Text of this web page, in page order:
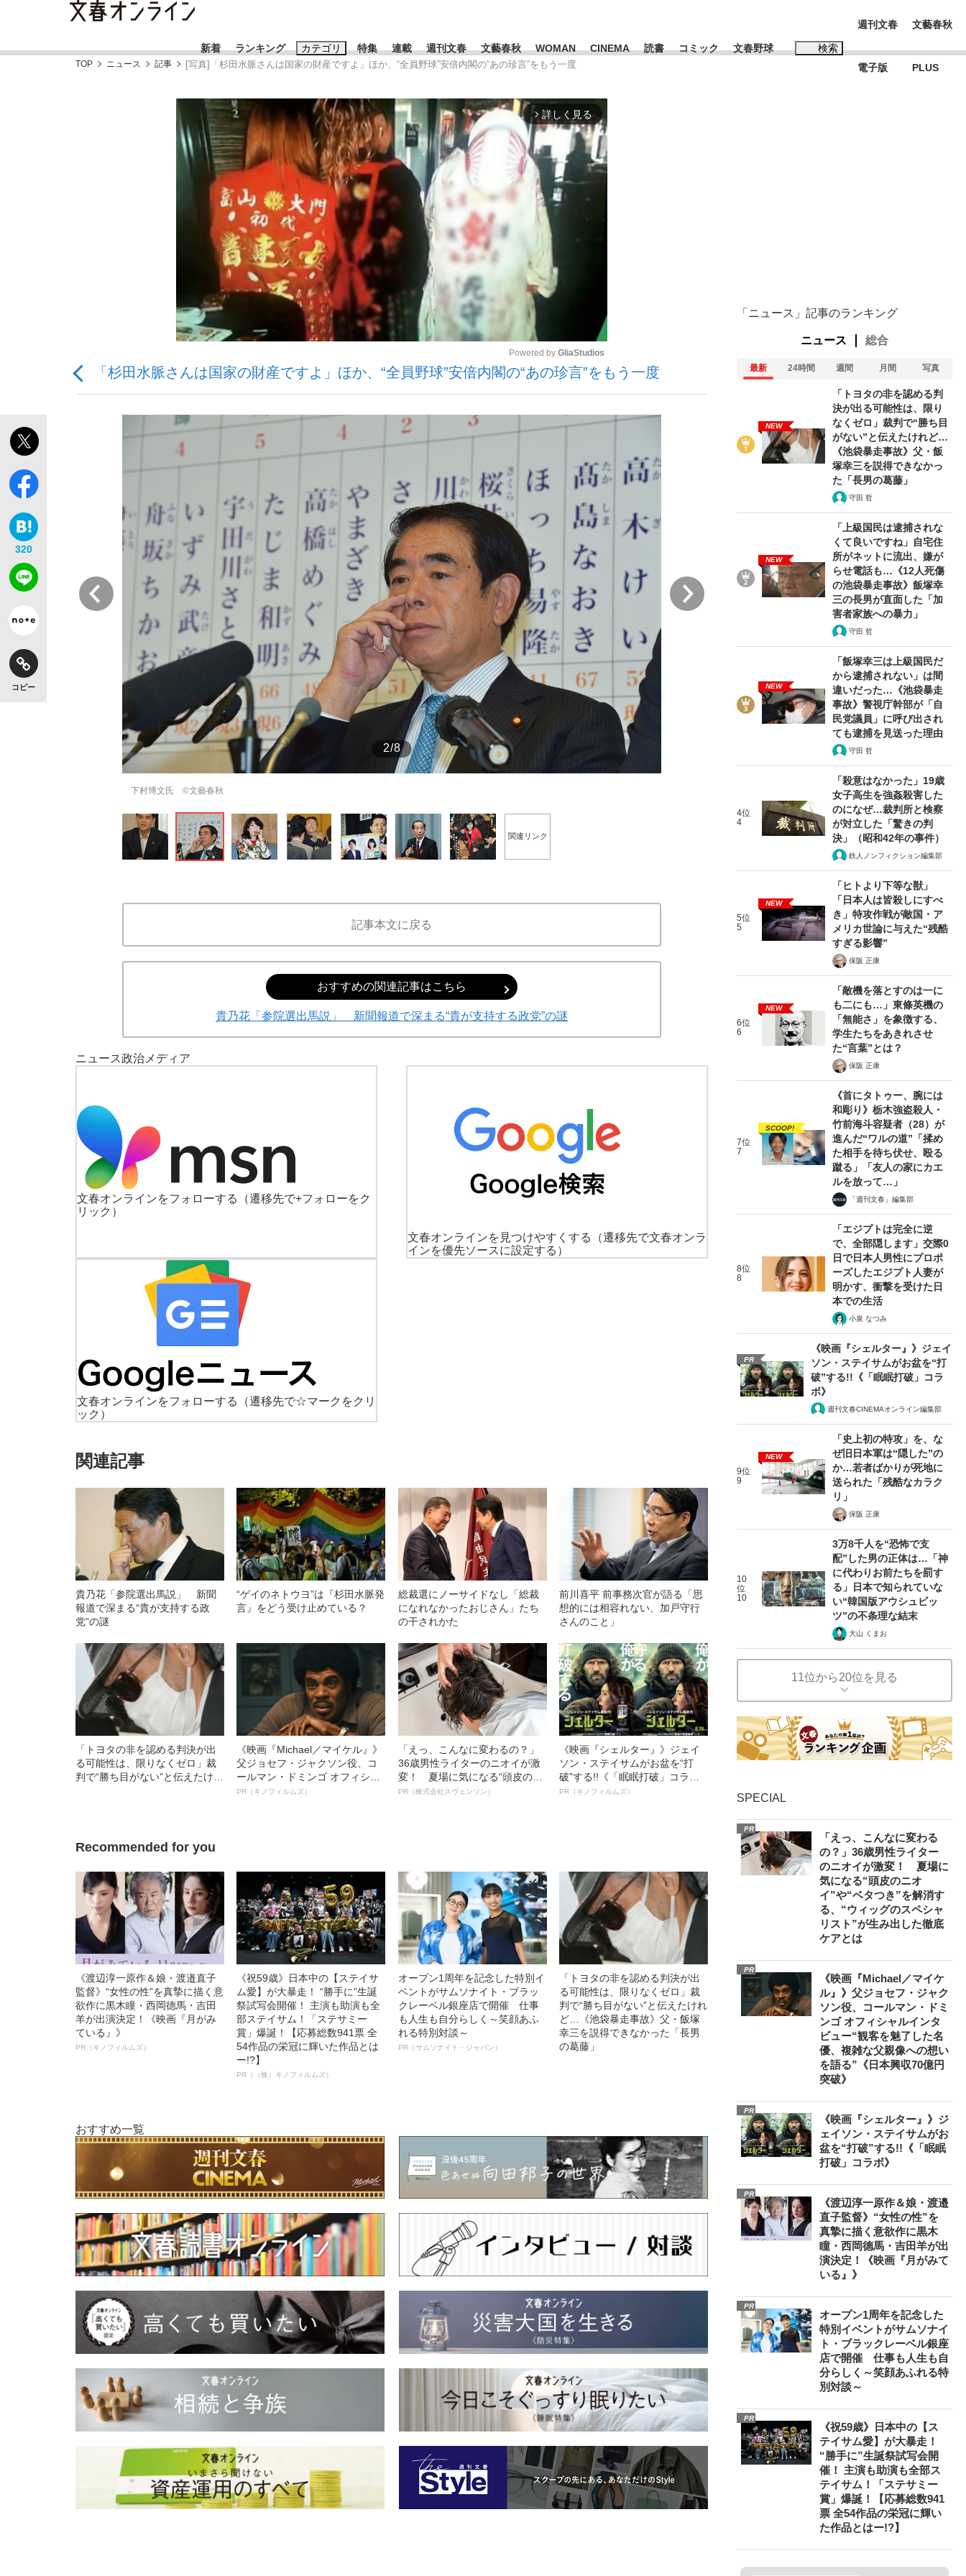
新着 ランキング カテゴリ
《BTS厳戒トーキョー滞在記》RM→渋谷で飲み会、JIN→伊豆の... 「90%は失敗する。でも…」本田圭佑が初めて明かした日本代表監督に...
「最悪の空気のまま解散」WBC日本代表“敗戦”の真実 選手が明かす... 「敗因分析は一切聞かれなかった」侍ジャパン選手が証言した“NPB聞...
「クマが悪者扱いされているのが悲しい」『北の国から』倉本聰氏（91...
もっと見る
特集
私のあのとき、私のいま
観る将棋、読む将棋
キングの誕生を、目撃せよ。
もっと見る
連載 週刊文春 文藝春秋 WOMAN CINEMA 読書 コミック 文春野球 検索
おすすめのキーワードタグ一覧
#藤田晋 #三山凌輝 #高市早苗 #後藤真希 #森岡毅 #城彰二 #内田有紀
#玉木雄一郎
#亀和田武
週刊文春
電子版
文藝春秋
PLUS
TOP ニュース 記事 [写真]「杉田水脈さんは国家の財産ですよ」ほか、“全員野球”安倍内閣の“あの珍言”をもう一度
arrow_forward_ios 詳しく見る
Mute
Powered by GliaStudios
「杉田水脈さんは国家の財産ですよ」ほか、“全員野球”安倍内閣の“あの珍言”をもう一度
320
コピー
2/8
下村博文氏 ©文藝春秋
3/8
関連リンク
記事本文に戻る
おすすめの関連記事はこちら
貴乃花「参院選出馬説」 新聞報道で深まる“貴が支持する政党”の謎
ニュース政治 メディア
文春オンラインをフォローする
（遷移先で+フォローをク
リック）
文春オンラインを見つけやすくする
（遷移先で文春オンラ
インを優先ソースに設定する）
文春オンラインをフォローする
（遷移先で☆マークをクリ
ック）
関連記事
貴乃花「参院選出馬説」 新聞
報道で深まる“貴が支持する政
党”の謎
“ゲイのネトウヨ”は『杉田水脈発
言』をどう受け止めている？
総裁選にノーサイドなし「総裁
になれなかったおじさん」たち
の干されかた
前川喜平 前事務次官が語る「思
想的には相容れない、加戸守行
さんのこと」
「トヨタの非を認める判決が出
る可能性は、限りなくゼロ」裁
判で“勝ち目がない”と伝えたけれ
《映画『Michael／マイケル』》
父ジョセフ・ジャクソン役、コ
ールマン・ドミンゴ オフィシャ
ルインタビュー“観客を魅了した
PR（キノフィルムズ）
「えっ、こんなに変わるの？」
36歳男性ライターのニオイが激
変！ 夏場に気になる“頭皮のニ
オイ”や“ベタつき”を解消す
PR（株式会社スヴェンソン）
《映画『シェルター』》ジェイ
ソン・ステイサムがお盆を“打
破”する!!《「眠眠打破」コラ
ボ》
PR（キノフィルムズ）
Recommended for you
《渡辺淳一原作＆娘・渡邉直子
監督》“女性の性”を真摯に描く意
欲作に黒木瞳・西岡德馬・吉田
羊が出演決定！《映画『月がみ
ている』》
PR（キノフィルムズ）
《祝59歳》日本中の【ステイサ
ム愛】が大暴走！ “勝手に”生誕
祭試写会開催！ 主演も助演も全
部ステイサム！「ステサミー
賞」爆誕！【応募総数941票 全
54作品の栄冠に輝いた作品とは
ー!?】
PR（（株）キノフィルムズ）
オープン1周年を記念した特別イ
ベントがサムソナイト・ブラッ
クレーベル銀座店で開催 仕事
も人生も自分らしく～笑顔あふ
れる特別対談～
PR（サムソナイト・ジャパン）
「トヨタの非を認める判決が出
る可能性は、限りなくゼロ」裁
判で“勝ち目がない”と伝えたけれ
ど…《池袋暴走事故》父・飯塚
幸三を説得できなかった「長男
の葛藤」
おすすめ一覧
「ニュース」記事のランキング
ニュース 総合
最新 24時間 週間 月間 写真
NEW
「トヨタの非を認める判
決が出る可能性は、限り
なくゼロ」裁判で“勝ち目
がない”と伝えたけれど…
《池袋暴走事故》父・飯
塚幸三を説得できなかっ
た「長男の葛藤」
守田 哲
NEW
「上級国民は逮捕されな
くて良いですね」自宅住
所がネットに流出、嫌が
らせ電話も…《12人死傷
の池袋暴走事故》飯塚幸
三の長男が直面した「加
害者家族への暴力」
守田 哲
NEW
「飯塚幸三は上級国民だ
から逮捕されない」は間
違いだった…《池袋暴走
事故》警視庁幹部が「自
民党議員」に呼び出され
ても逮捕を見送った理由
守田 哲
4位
4
「殺意はなかった」19歳
女子高生を強姦殺害した
のになぜ…裁判所と検察
が対立した「驚きの判
決」（昭和42年の事件）
鉄人ノンフィクション編集部
5位
5
NEW
「ヒトより下等な獣」
「日本人は皆殺しにすべ
き」特攻作戦が敵国・ア
メリカ世論に与えた“残酷
すぎる影響”
保阪 正康
6位
6
NEW
「敵機を落とすのは一に
も二にも…」東條英機の
「無能さ」を象徴する、
学生たちをあきれさせ
た“言葉”とは？
保阪 正康
7位
7
SCOOP!
《首にタトゥー、腕には
和彫り》栃木強盗殺人・
竹前海斗容疑者（28）が
進んだ“ワルの道”「揉め
た相手を待ち伏せ、殴る
蹴る」「友人の家にカエ
ルを放って…」
「週刊文春」編集部
8位
8
「エジプトは完全に逆
で、全部隠します」交際0
日で日本人男性にプロポ
ーズしたエジプト人妻が
明かす、衝撃を受けた日
本での生活
小泉 なつみ
PR
《映画『シェルター』》ジェイ
ソン・ステイサムがお盆を“打
破”する!!《「眠眠打破」コラ
ボ》
週刊文春CINEMAオンライン編集部
9位
9
NEW
「史上初の特攻」を、な
ぜ旧日本軍は“隠した”の
か…若者ばかりが死地に
送られた「残酷なカラク
リ」
保阪 正康
10
位
10
3万8千人を“恐怖で支
配”した男の正体は…「神
に代わりお前たちを罰す
る」日本で知られていな
い“韓国版アウシュビッ
ツ”の不条理な結末
大山 くまお
11位から20位を見る
SPECIAL
PR
「えっ、こんなに変わる
の？」36歳男性ライター
のニオイが激変！ 夏場に
気になる“頭皮のニオ
イ”や“ベタつき”を解消す
る、“ウィッグのスペシャ
リスト”が生み出した徹底
ケアとは
PR
《映画『Michael／マイケ
ル』》父ジョセフ・ジャク
ソン役、コールマン・ドミ
ンゴ オフィシャルインタ
ビュー“観客を魅了した名
優、複雑な父親像への想い
を語る”《日本興収70億円
突破》
PR
《映画『シェルター』》ジ
ェイソン・ステイサムがお
盆を“打破”する!!《「眠眠
打破」コラボ》
PR
《渡辺淳一原作＆娘・渡邉
直子監督》“女性の性”を
真摯に描く意欲作に黒木
瞳・西岡德馬・吉田羊が出
演決定！《映画『月がみて
いる』》
PR
オープン1周年を記念した
特別イベントがサムソナイ
ト・ブラックレーベル銀座
店で開催 仕事も人生も自
分らしく～笑顔あふれる特
別対談～
PR
《祝59歳》日本中の【ス
テイサム愛】が大暴走！
“勝手に”生誕祭試写会開
催！ 主演も助演も全部ス
テイサム！「ステサミー
賞」爆誕！【応募総数941
票 全54作品の栄冠に輝い
た作品とはー!?】